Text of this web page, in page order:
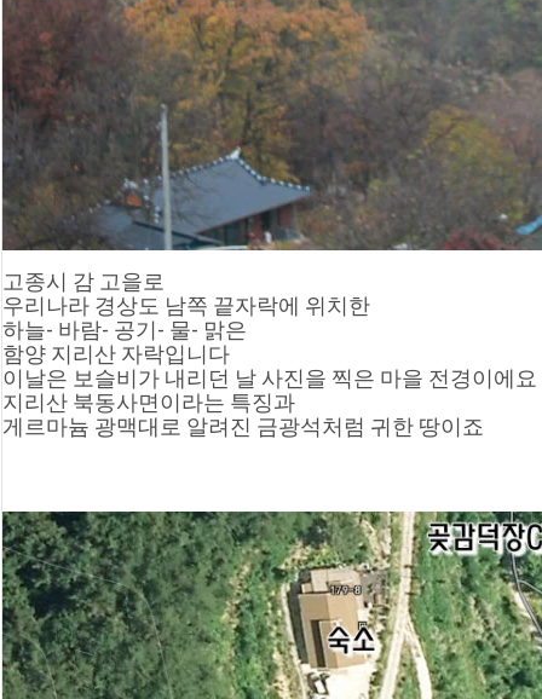
고종시 감 고을로
우리나라 경상도 남쪽 끝자락에 위치한
하늘- 바람- 공기- 물- 맑은
함양 지리산 자락입니다
이날은 보슬비가 내리던 날 사진을 찍은 마을 전경이에요
지리산 북동사면이라는 특징과
게르마늄 광맥대로 알려진 금광석처럼 귀한 땅이죠